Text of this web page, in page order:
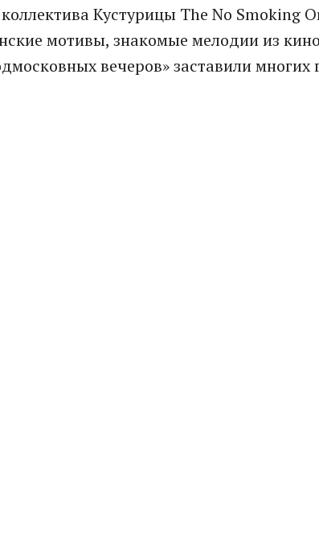
Кустурицы The No Smoking
мотивы, знакомые мелодии из
вечеров» заставили многих